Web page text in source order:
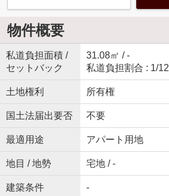
物件概要
私道負担面積 /
セットバック
31.08㎡ / -
私道負担割合 : 1/12
土地権利 所有権
国土法届出要否 不要
最適用途 アパート用地
地目 / 地勢 宅地 / -
建築条件 -